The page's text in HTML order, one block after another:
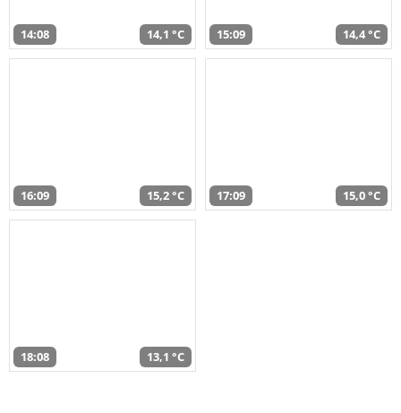
14:08 14,1 °C 15:09 14,4 °C
16:09 15,2 °C 17:09 15,0 °C
18:08 13,1 °C